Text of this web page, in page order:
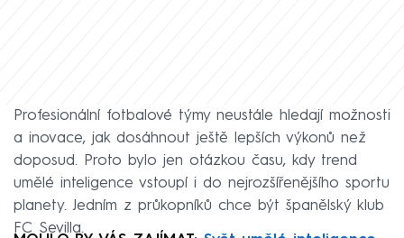
Profesionální fotbalové týmy neustále hledají možnosti
a inovace, jak dosáhnout ještě lepších výkonů než
doposud. Proto bylo jen otázkou času, kdy trend
umělé inteligence vstoupí i do nejrozšířenějšího sportu
planety. Jedním z průkopníků chce být španělský klub
FC Sevilla.